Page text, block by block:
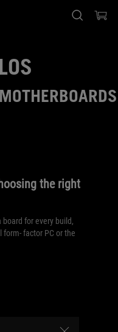
the right
for every build,
factor PC or the